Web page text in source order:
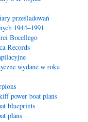
prześladowań
1944–1991
Bocellego
Records
wydane w roku
power boat plans
blueprints
plans